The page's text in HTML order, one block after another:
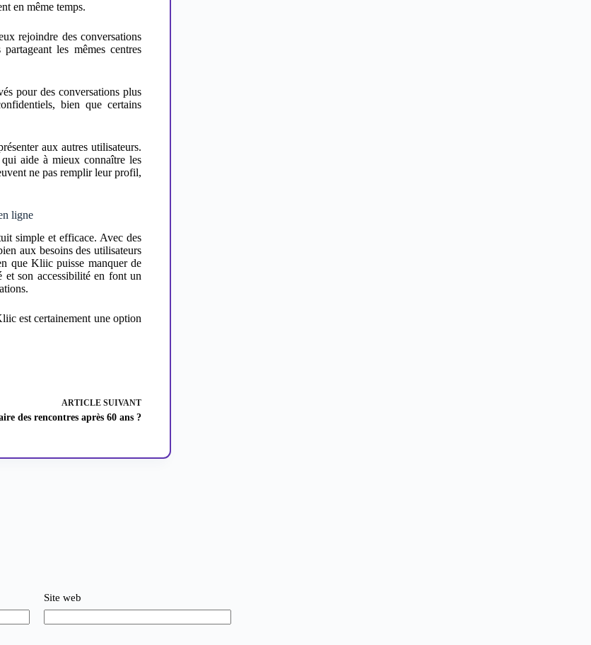
en même temps.
rejoindre des conversations
les mêmes centres
pour des conversations plus
bien que certains
aux autres utilisateurs.
aide à mieux connaître les
ne pas remplir leur profil,
ligne
simple et efficace. Avec des
aux besoins des utilisateurs
que Kliic puisse manquer de
et son accessibilité en font un
est certainement une option
ARTICLESUIVANT
des rencontres après 60 ans ?
Site web